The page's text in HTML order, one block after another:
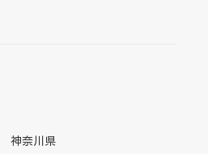
神奈川県